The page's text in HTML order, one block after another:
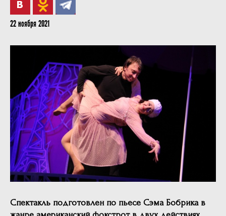
22 ноября 2021
Спектакль подготовлен по пьесе Сэма Бобрика в